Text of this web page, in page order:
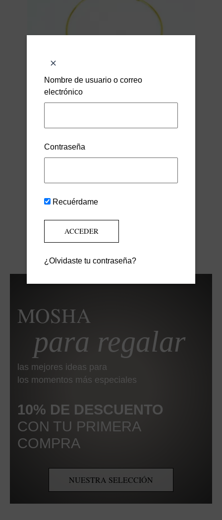
SELECCIONAR OPCIONES
MOSHA
para regalar
las mejores ideas para
los momentos más especiales
10% DE DESCUENTO
CON TU PRIMERA
COMPRA
NUESTRA SELECCIÓN
Nombre de usuario o correo
electrónico
Contraseña
Recuérdame
¿Olvidaste tu contraseña?